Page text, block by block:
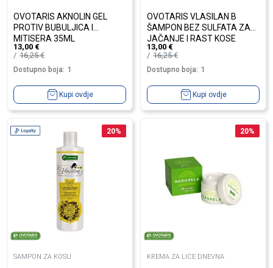
OVOTARIS AKNOLIN GEL
PROTIV BUBULJICA I
MITISERA 35ML
13,00 €
16,25€
Dostupno boja: 1
Kupi ovdje
OVOTARIS VLASILAN B
ŠAMPON BEZ SULFATA ZA
JAČANJE I RAST KOSE
13,00 €
16,25€
Dostupno boja: 1
Kupi ovdje
20%
SAMPON ZA KOSU
20%
KREMA ZA LICE DNEVNA